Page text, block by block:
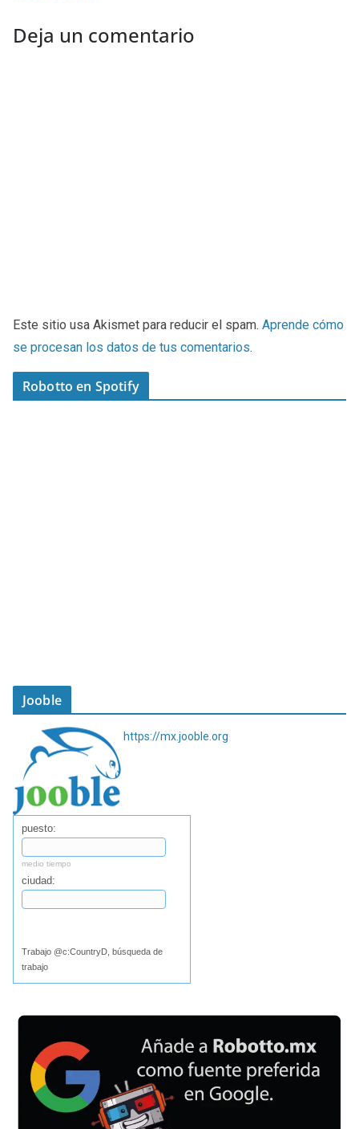
Deja un comentario
Este sitio usa Akismet para reducir el spam. Aprende cómo
se procesan los datos de tus comentarios.
Robotto en Spotify
Jooble
https://mx.jooble.org
puesto:
medio tiempo
ciudad:
Trabajo @c:CountryD, búsqueda de
trabajo